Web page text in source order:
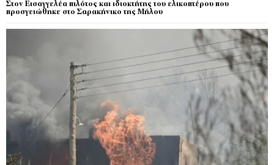
Στον Εισαγγελέα πιλότος και ιδιοκτήτης του ελικοπτέρου που
προσγειώθηκε στο Σαρακήνικο της Μήλου